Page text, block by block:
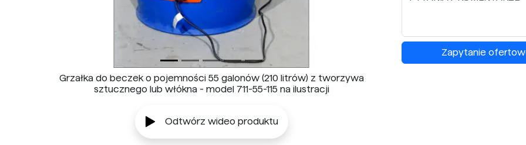
Grzałka do beczek o pojemności 55 galonów (210 litrów) z tworzywa
sztucznego lub włókna - model 711-55-115 na ilustracji
Odtwórz wideo produktu
Zapytanie